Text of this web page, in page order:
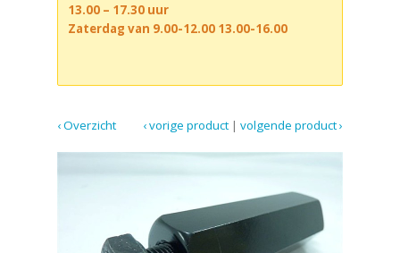
13.00 – 17.30 uur
Zaterdag van 9.00-12.00 13.00-16.00
‹ Overzicht volgende product ›
|
‹ vorige product